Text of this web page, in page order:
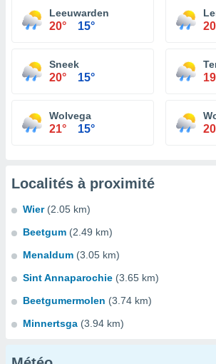
Leeuwarden
20° 15°
Sneek
20° 15°
Wolvega
21° 15°
Localités à proximité
Wier (2.05 km)
Beetgum (2.49 km)
Menaldum (3.05 km)
Sint Annaparochie (3.65 km)
Beetgumermolen (3.74 km)
Minnertsga (3.94 km)